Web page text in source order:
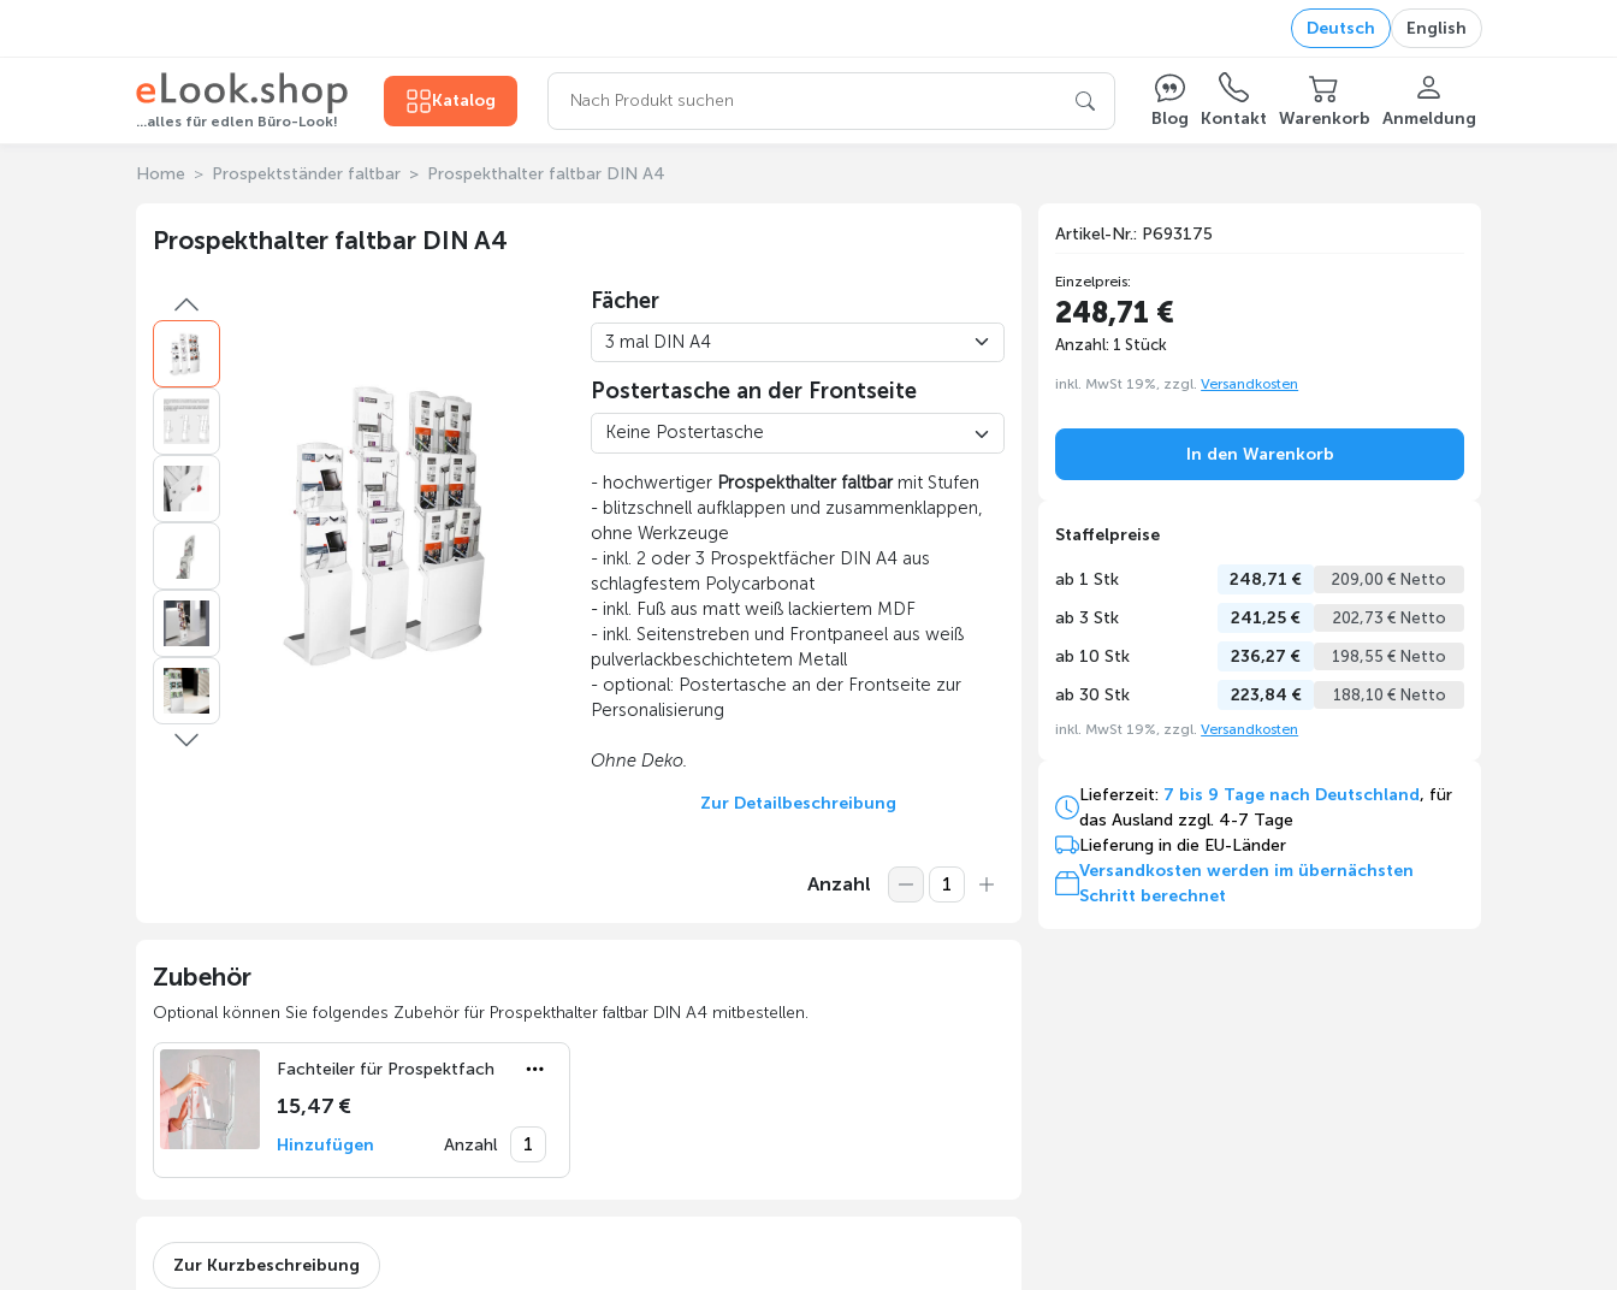
Deutsch English
...alles für edlen Büro-Look!
Katalog
Blog
Kontakt Warenkorb Anmeldung
Home Prospektständer faltbar Prospekthalter faltbar DIN A4
Prospekthalter faltbar DIN A4
Fächer
Postertasche an der Frontseite
- hochwertiger Prospekthalter faltbarmit Stufen
- blitzschnell aufklappen und zusammenklappen,
ohne Werkzeuge
- inkl. 2 oder 3 Prospektfächer DIN A4 aus
schlagfestem Polycarbonat
- inkl. Fuß aus matt weiß lackiertem MDF
- inkl. Seitenstreben und Frontpaneel aus weiß
pulverlackbeschichtetem Metall
- optional: Postertasche an der Frontseite zur
Personalisierung
Ohne Deko.
Zur Detailbeschreibung
Anzahl
Zubehör
Optional können Sie folgendes Zubehör für Prospekthalter faltbar DIN A4 mitbestellen.
Fachteiler für Prospektfach
15,47 €
Hinzufügen Anzahl
Artikel-Nr.: P693175
Einzelpreis:
248,71 €
Anzahl: 1 Stück
inkl. MwSt 19%, zzgl.Versandkosten
In den Warenkorb
Staffelpreise
ab 1 Stk 248,71 € 209,00 € Netto
ab 3 Stk 241,25 € 202,73 € Netto
ab 10 Stk 236,27 € 198,55 € Netto
ab 30 Stk 223,84 € 188,10 € Netto
inkl. MwSt 19%, zzgl.Versandkosten
Lieferzeit: 7 bis 9 Tage nach Deutschland, für
das Ausland zzgl. 4-7 Tage
Lieferung in die EU-Länder
Versandkosten werden im übernächsten
Schritt berechnet
Zur Kurzbeschreibung